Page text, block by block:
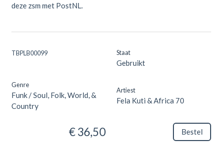
deze zsm met PostNL.
TBPLB00099 Staat
Gebruikt
Genre
Funk / Soul, Folk, World, &
Country
Artiest
Fela Kuti & Africa 70
€ 36,50 Bestel